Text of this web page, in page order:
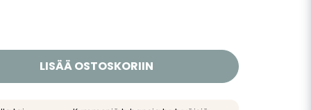
LISÄÄ OSTOSKORIIN